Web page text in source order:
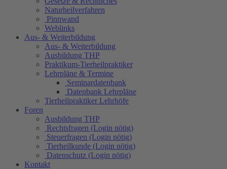
Naturheilverfahren
Pinnwand
Weblinks
Aus- & Weiterbildung
Aus- & Weiterbildung
Ausbildung THP
Praktikum-Tierheilpraktiker
Lehrpläne & Termine
Seminardatenbank
Datenbank Lehrpläne
Tierheilpraktiker Lehrhöfe
Foren
Ausbildung THP
Rechtsfragen (Login nötig)
Steuerfragen (Login nötig)
Tierheilkunde (Login nötig)
Datenschutz (Login nötig)
Kontakt